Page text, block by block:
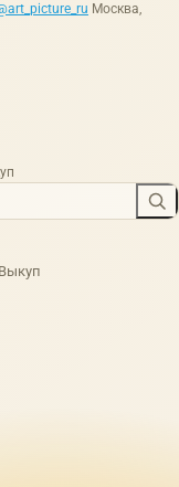
Москва,